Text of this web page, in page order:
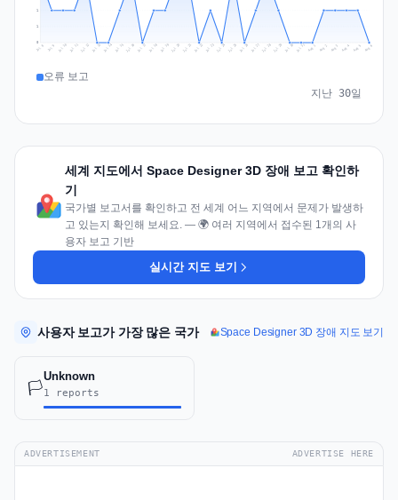
1
1
Jul 8 Jul 9 Jul 10 Jul 11 Jul 12 Jul 13 Jul 14 Jul 15 Jul 16 Jul 17 Jul 18 Jul 19 Jul 20 Jul 21 Jul 22 Jul 23 Jul 24 Jul 25 Jul 26 Jul 27 Jul 28 Jul 29 Jul 30 Jul 31 Aug 1 Aug 2 Aug 3 Aug 4 Aug 5 Aug 6
오류 보고
지난 30일
세계 지도에서 Space Designer 3D 장애 보고 확인하
기
국가별 보고서를 확인하고 전 세계 어느 지역에서 문제가 발생하
고 있는지 확인해 보세요. — 🌍 여러 지역에서 접수된 1개의 사
용자 보고 기반
실시간 지도 보기
사용자 보고가 가장 많은 국가 Space Designer 3D 장애 지도 보기
🏳️
Unknown
1 reports
ADVERTISEMENT ADVERTISE HERE